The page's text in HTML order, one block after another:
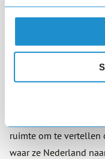
Kamer verkiezingen
wedstrijd tussen een
(VVD), Job Cohen
Alexander Pechtold
Paradiso, in
media pikten het
ruimte om te vertellen
waar ze Nederland